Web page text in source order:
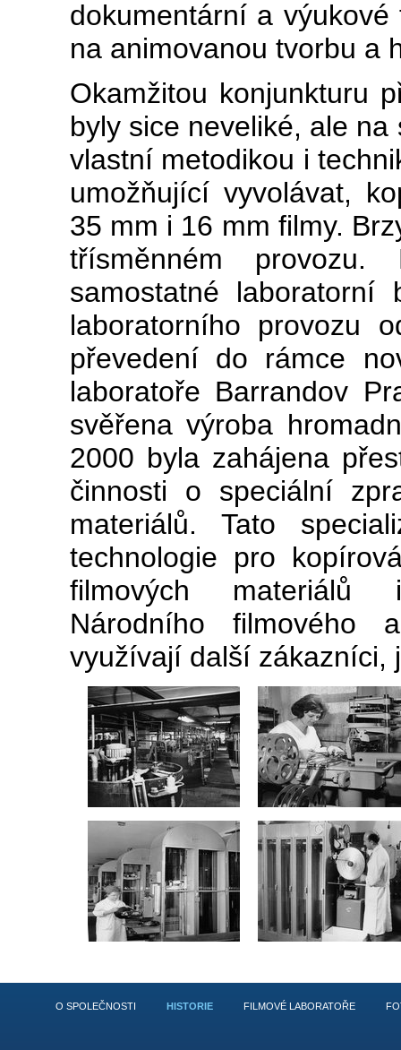
dokumentární a
na animovanou tvorbu a
Okamžitou konjunkturu
byly sice neveliké, ale
vlastní metodikou i
umožňující vyvolávat,
35 mm i 16 mm filmy.
třísměnném
samostatné laboratorní
laboratorního provozu
převedení do rámce
laboratoře Barrandov
svěřena výroba
2000 byla zahájena
činnosti o speciální
materiálů. Tato
technologie pro
filmových materiálů
Národního
využívají další zákazníci,
O SPOLEČNOSTI HISTORIE FILMOVÉ LABORATOŘE